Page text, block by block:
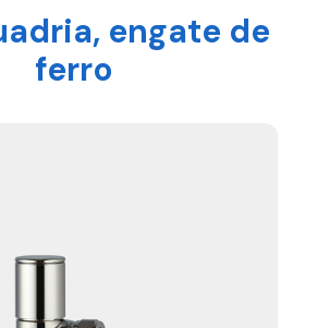
engate de
ferro